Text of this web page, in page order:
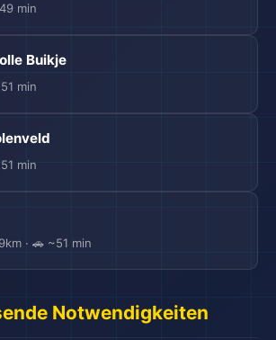
min
Buikje
min
min
· 🚗 ~51 min
Notwendigkeiten